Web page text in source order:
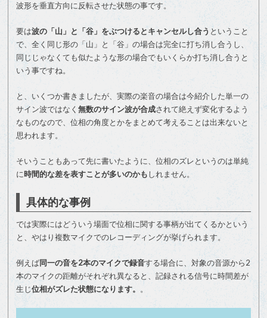
波形を垂直方向に反転させた状態の事です。
要は波の「山」と「谷」をぶつけるとキャンセルし合う ということ
で、全く同じ形の「山」と「谷」の場合は完全に打ち消し合うし、
同じじゃなくても似たような形の場合でもいくらか打ち消し合うと
いう事ですね。
と、いくつか書きましたが、実際の楽音の場合は今紹介した単一の
サイン波ではなく無数のサイン波が合成されて絶えず変化するよう
なものなので、位相の角度とかをまとめて考えることは出来ないと
思われます。
そいうこともあって先に書いたように、位相のズレというのは単純
に時間的な差を表すことが多いのかもしれません。
具体的な事例
では実際にはどういう場面で位相に関する事柄が出てくるかという
と、やはり複数マイクでのレコーディングが挙げられます。
例えば同一の音を2本のマイクで録音する場合に、対象の音源から2
本のマイクの距離がそれぞれ異なると、記録される信号に時間差が
生じ位相がズレた状態になります。 。